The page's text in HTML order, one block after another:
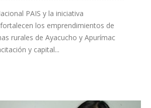
PAIS y la iniciativa
los emprendimientos de
rurales de Ayacucho y Apurímac
y capital...